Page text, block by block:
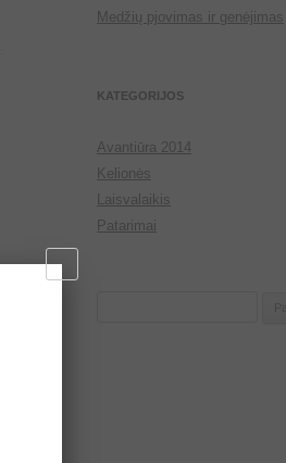
Medžių pjovimas ir genėjimas
KATEGORIJOS
Avantiūra 2014
Kelionės
Laisvalaikis
Patarimai